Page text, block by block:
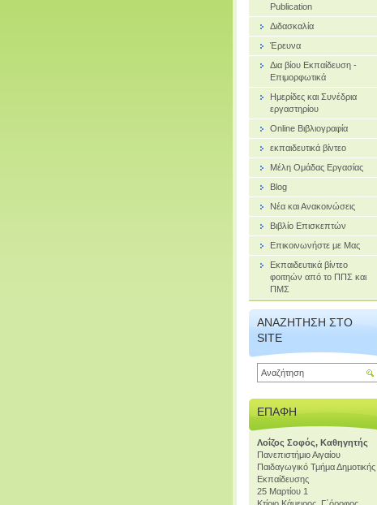
Publication
Διδασκαλία
Έρευνα
Δια βίου Εκπαίδευση -
Επιμορφωτικά
Ημερίδες και Συνέδρια
εργαστηρίου
Online Βιβλιογραφία
εκπαιδευτικά βίντεο
Μέλη Ομάδας Εργασίας
Blog
Νέα και Ανακοινώσεις
Βιβλίο Επισκεπτών
Επικοινωνήστε με Μας
Εκπαιδευτικά βίντεο
φοιτηών από το ΠΠΣ και
ΠΜΣ
ΑΝΑΖΉΤΗΣΗ ΣΤΟ
SITE
ΕΠΑΦΉ
Λοΐζος Σοφός, Καθηγητής
Πανεπιστήμιο Αιγαίου
Παιδαγωγικό Τμήμα Δημοτικής
Εκπαίδευσης
25 Μαρτίου 1